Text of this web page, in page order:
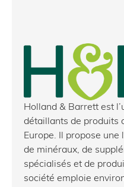
Holland & Barrett est
détaillants de produits
Europe. Il propose
de minéraux, de
spécialisés et de
société emploie